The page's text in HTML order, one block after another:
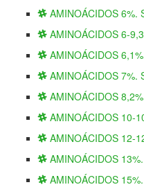
AMINOÁCIDOS 6%.
AMINOÁCIDOS 6-
AMINOÁCIDOS
AMINOÁCIDOS 7%.
AMINOÁCIDOS
AMINOÁCIDOS 10-
AMINOÁCIDOS 12-
AMINOÁCIDOS
AMINOÁCIDOS